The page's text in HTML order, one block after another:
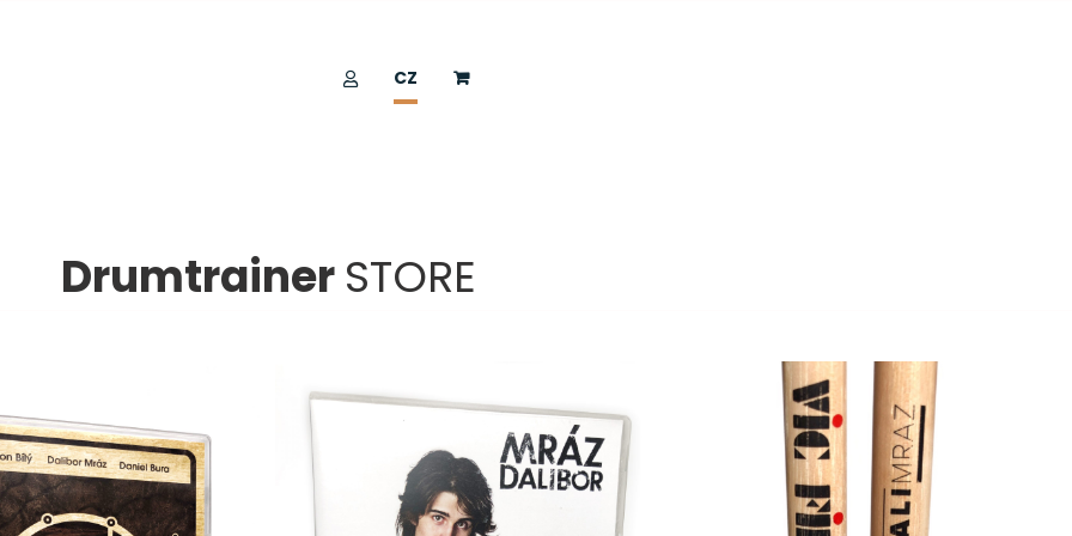
CZ
DrumtrainerSTORE